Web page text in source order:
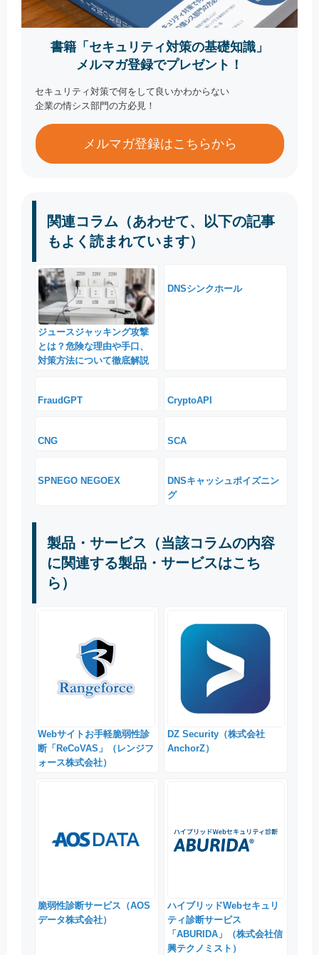
書籍「セキュリティ対策の基礎知識」
メルマガ登録でプレゼント！
セキュリティ対策で何をして良いかわからない
企業の情シス部門の方必見！
メルマガ登録はこちらから
関連コラム（あわせて、以下の記事
もよく読まれています）
ジュースジャッキング攻撃
とは？危険な理由や手口、
対策方法について徹底解説
DNSシンクホール
FraudGPT CryptoAPI
CNG SCA
SPNEGO NEGOEX
DNSキャッシュポイズニン
グ
製品・サービス（当該コラムの内容
に関連する製品・サービスはこち
ら）
Webサイトお手軽脆弱性診
断「ReCoVAS」（レンジフ
ォース株式会社）
DZ Security（株式会社
AnchorZ）
脆弱性診断サービス（AOS
データ株式会社）
ハイブリッドWebセキュリ
ティ診断サービス
「ABURIDA」（株式会社信
興テクノミスト）